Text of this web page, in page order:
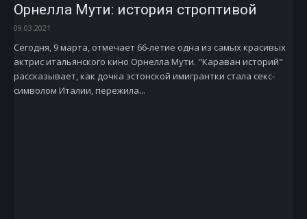
Орнелла Мути: история строптивой
09.03.2021
Сегодня, 9 марта, отмечает 66-летие одна из самых красивых
актрис итальянского кино Орнелла Мути. "Караван историй"
рассказывает, как дочка эстонской имигрантки стала секс-
символом Италии, пережила...